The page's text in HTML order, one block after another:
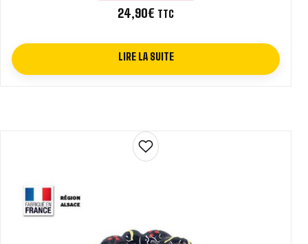
24,90€ TTC
LIRE LA SUITE